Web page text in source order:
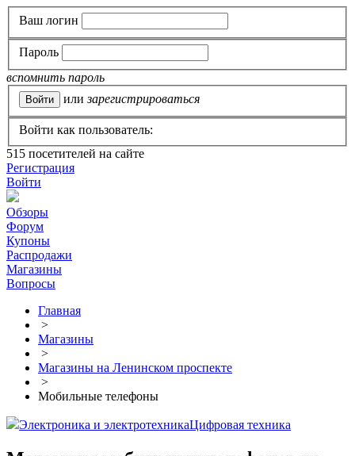
Ваш логин
Пароль
вспомнить пароль
или зарегистрироваться
Войти как пользователь:
515 посетителей на сайте
Регистрация
Войти
Обзоры
Форум
Купоны
Распродажи
Магазины
Вопросы
Главная
>
Магазины
>
Магазины на Ленинском проспекте
>
Мобильные телефоны
Электроника и электротехникаЦифровая техника